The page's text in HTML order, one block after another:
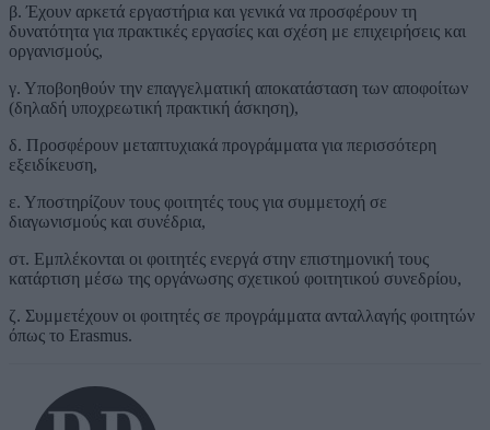
β. Έχουν αρκετά εργαστήρια και γενικά να προσφέρουν τη
δυνατότητα για πρακτικές εργασίες και σχέση με επιχειρήσεις και
οργανισμούς,
γ. Υποβοηθούν την επαγγελματική αποκατάσταση των αποφοίτων
(δηλαδή υποχρεωτική πρακτική άσκηση),
δ. Προσφέρουν μεταπτυχιακά προγράμματα για περισσότερη
εξειδίκευση,
ε. Υποστηρίζουν τους φοιτητές τους για συμμετοχή σε
διαγωνισμούς και συνέδρια,
στ. Εμπλέκονται οι φοιτητές ενεργά στην επιστημονική τους
κατάρτιση μέσω της οργάνωσης σχετικού φοιτητικού συνεδρίου,
ζ. Συμμετέχουν οι φοιτητές σε προγράμματα ανταλλαγής φοιτητών
όπως το Erasmus.